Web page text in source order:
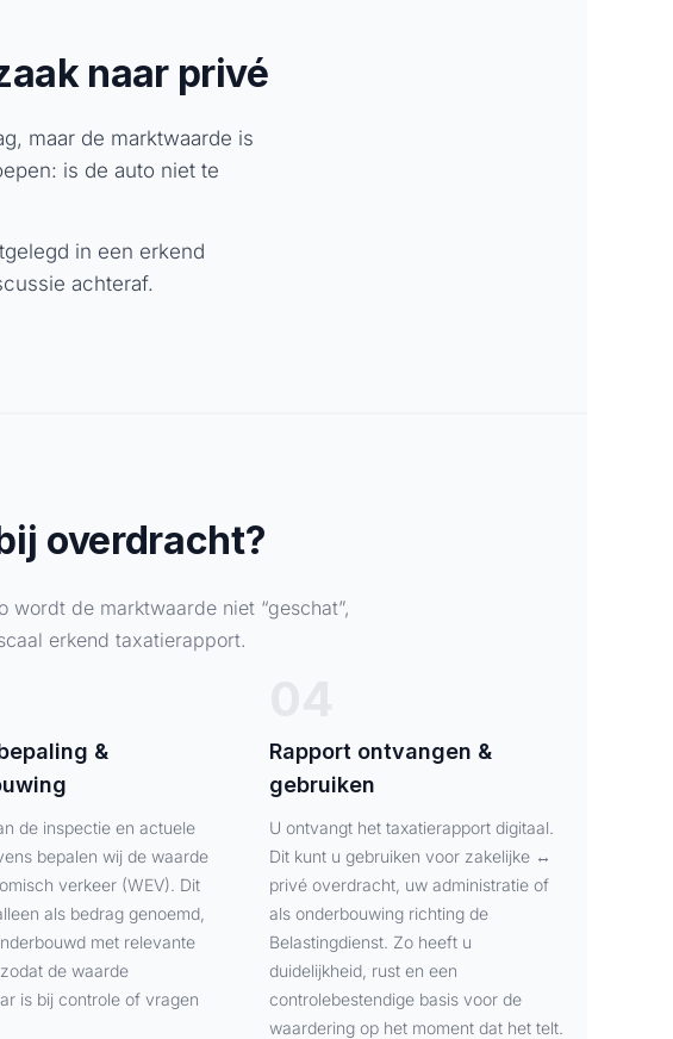
naar privé
maar de marktwaarde is
is de auto niet te
in een erkend
achteraf.
overdracht?
de marktwaarde niet “geschat”,
erkend taxatierapport.
&
de inspectie en actuele
bepalen wij de waarde
verkeer (WEV). Dit
als bedrag genoemd,
met relevante
de waarde
is bij controle of vragen
Rapport ontvangen &
gebruiken
U ontvangt het taxatierapport digitaal.
Dit kunt u gebruiken voor zakelijke ↔
privé overdracht, uw administratie of
als onderbouwing richting de
Belastingdienst. Zo heeft u
duidelijkheid, rust en een
controlebestendige basis voor de
waardering op het moment dat het telt.